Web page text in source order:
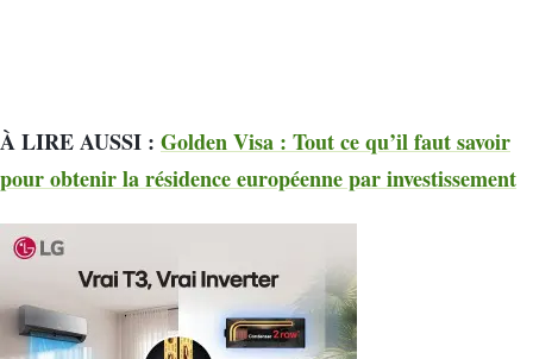
À LIRE AUSSI : Golden Visa : Tout ce qu’il faut savoir
pour obtenir la résidence européenne par investissement